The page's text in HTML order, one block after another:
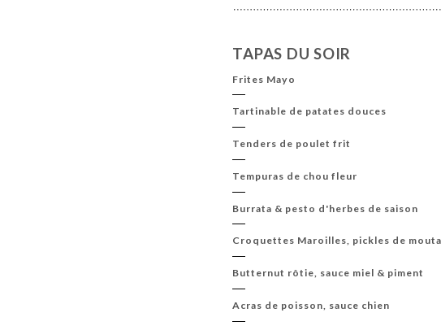
TAPAS DU SOIR
Frites Mayo
Tartinable de patates douces
Tenders de poulet frit
Tempuras de chou fleur
Burrata & pesto d'herbes de saison
Croquettes Maroilles, pickles de
Butternut rôtie, sauce miel & piment
Acras de poisson, sauce chien